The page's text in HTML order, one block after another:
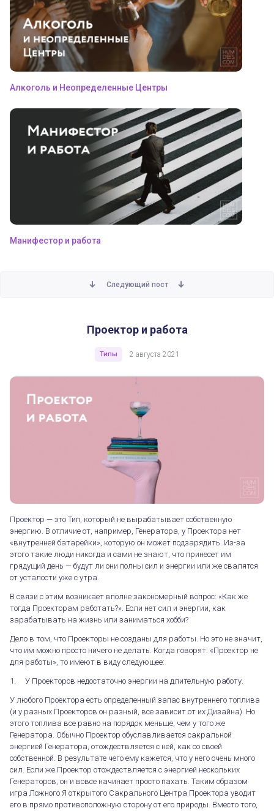
Алкоголь и Неопределенные Центры
Манифестор и работа
Следующий пост
Проектор и работа
Типы 2 августа 2021
Проектор — это Тип, который не вырабатывает собственную
энергию. В отличие от, например, Генератора, у Проектора нет
«внутренней батарейки», которую он может подзарядить. Из-за
этого такие люди никогда и сами не знают, что принесет им
грядущий день — будут ли они полны сил и энергии или же свалятся
от усталости уже с утра.
В связи с этим возникает вполне закономерный вопрос: «Как же
тогда Проекторам работать?». Если нет сил и энергии, как
зарабатывать на жизнь или заниматься хобби?
Дело в том, что Проекторы не созданы для работы. Но это не значит,
что им можно просто ничего не делать. Когда говорят: «Проектор не
для работы», то имеют в виду следующее:
1. У Проекторов недостаточно энергии на длительную работу.
У любого Проектора есть определенный запас внутреннего топлива
(и у разных Проекторов он разный, все зависит от их Дизайна). Но
этого топлива все равно на порядок меньше, чем у того же
Генератора. Обычно Проектор обуславливается сакральной
энергией Генератора, отождествляется с ней, как со своей
собственной. В результате чего ему кажется, что у него очень много
сил. Если же Проектор отождествляется с энергией нескольких
Генераторов, он и вовсе начинает просто пахать. Таким образом
игра Ложного Я открытого Сакрального Центра Проектора уводит
его в прямо противоположную сторону от его природы. Вместо того,